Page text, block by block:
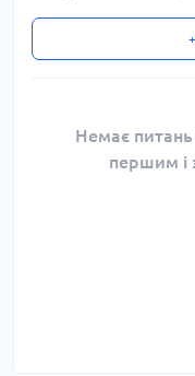
Немає
першим і